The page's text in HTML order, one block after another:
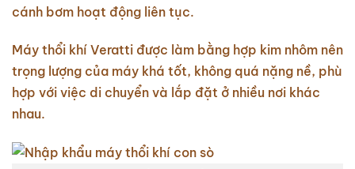
cánh bơm hoạt động liên tục.
Máy thổi khí Veratti được làm bằng hợp kim nhôm nên
trọng lượng của máy khá tốt, không quá nặng nề, phù
hợp với việc di chuyển và lắp đặt ở nhiều nơi khác
nhau.